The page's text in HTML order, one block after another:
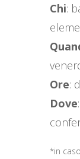
Chi:
Ore:
Dove
*in